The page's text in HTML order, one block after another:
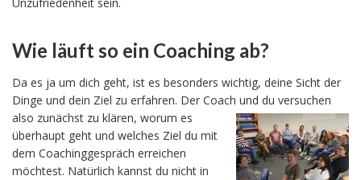
Unzufriedenheit sein.
Wie läuft so ein Coaching ab?
Da es ja um dich geht, ist es besonders wichtig, deine Sicht der
Dinge und dein Ziel zu erfahren. Der Coach und du versuchen
also zunächst zu klären, worum es
überhaupt geht und welches Ziel du mit
dem Coachinggespräch erreichen
möchtest. Natürlich kannst du nicht in